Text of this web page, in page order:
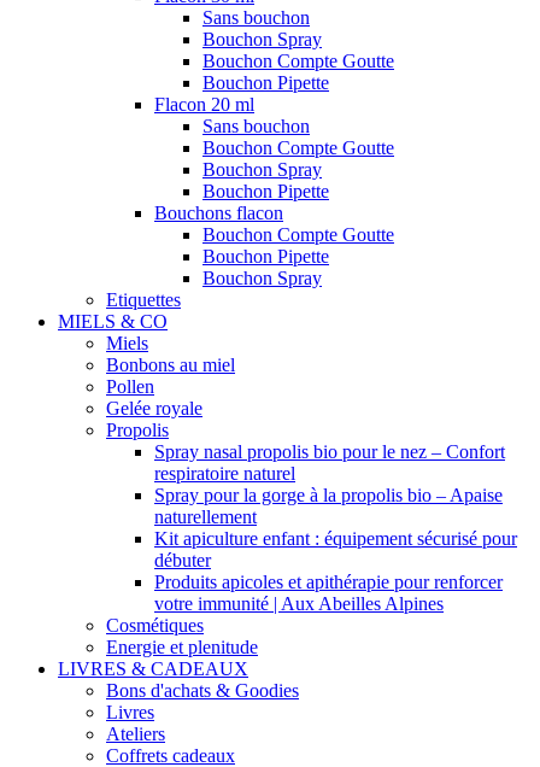
Sans bouchon
Bouchon Spray
Bouchon Compte Goutte
Bouchon Pipette
Flacon 20 ml
Sans bouchon
Bouchon Compte Goutte
Bouchon Spray
Bouchon Pipette
Bouchons flacon
Bouchon Compte Goutte
Bouchon Pipette
Bouchon Spray
Etiquettes
MIELS & CO
Miels
Bonbons au miel
Pollen
Gelée royale
Propolis
Spray nasal propolis bio pour le nez – Confort
respiratoire naturel
Spray pour la gorge à la propolis bio – Apaise
naturellement
Kit apiculture enfant : équipement sécurisé pour
débuter
Produits apicoles et apithérapie pour renforcer
votre immunité | Aux Abeilles Alpines
Cosmétiques
Energie et plenitude
LIVRES & CADEAUX
Bons d'achats & Goodies
Livres
Ateliers
Coffrets cadeaux